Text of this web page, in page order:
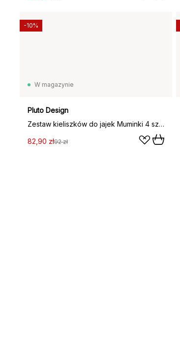
W magazynie
Pluto Design
Zestaw kieliszków do jajek Muminki 4 szt., Biały
82,90 zł92 zł
-10%